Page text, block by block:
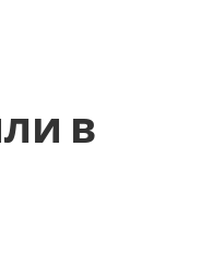
в